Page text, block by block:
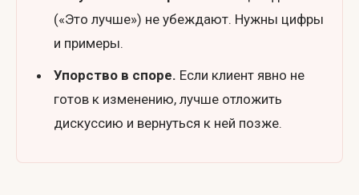
(«Это лучше») не убеждают. Нужны цифры
и примеры.
Упорство в споре. Если клиент явно не
готов к изменению, лучше отложить
дискуссию и вернуться к ней позже.